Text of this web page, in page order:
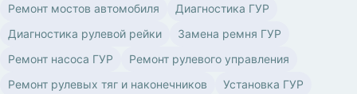
Ремонт мостов автомобиля
Диагностика ГУР
Диагностика рулевой рейки
Замена ремня ГУР
Ремонт насоса ГУР
Ремонт рулевого управления
Ремонт рулевых тяг и наконечников
Установка ГУР